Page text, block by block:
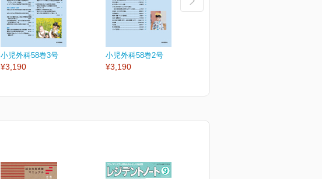
小児外科58巻3号
¥3,190
小児外科58巻2号
¥3,190